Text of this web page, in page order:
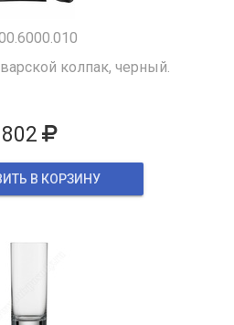
колпак, черный.
802
В КОРЗИНУ